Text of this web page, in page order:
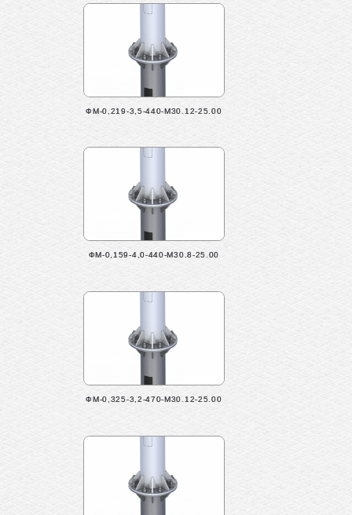
ФМ-0,219-3,5-440-М30.12-25.00
ФМ-0,159-4,0-440-М30.8-25.00
ФМ-0,325-3,2-470-М30.12-25.00